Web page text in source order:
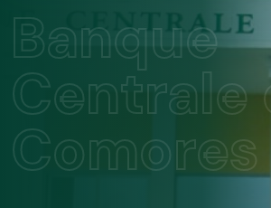
Banque
Centrale
Comores